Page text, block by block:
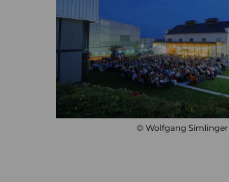
© Wolfgang Simlinger